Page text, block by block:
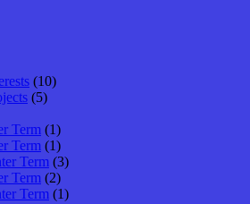
(10)
(5)
Term (1)
Term (1)
Term (3)
Term (2)
Term (1)